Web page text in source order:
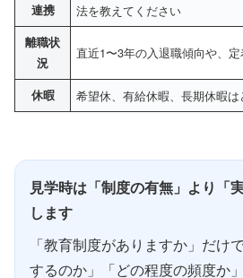
連携
法を教えてください
離職状
況
直近1〜3年の入退職傾向や、
休暇 希望休、有給休暇、長期休暇
見学時は「制度の有無」より「
します
「教育制度がありますか」だけ
するのか」「どの程度の頻度か